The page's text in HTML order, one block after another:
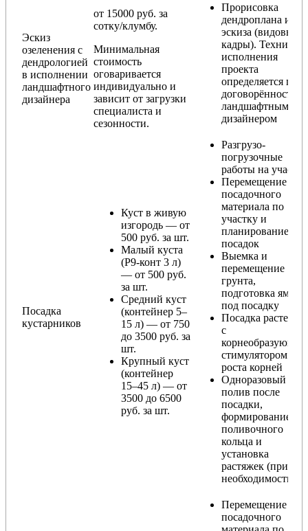
Эскиз
озеленения с
дендрологией
в исполнении
ландшафтного
дизайнера
от 15000 руб. за
сотку/клумбу.
Минимальная
стоимость
оговаривается
индивидуально и
зависит от загрузки
специалиста и
сезонности.
Прорисовка
дендроплана и
эскиза (видовые
кадры). Техника
исполнения
проекта
определяется по
договорённости с
ландшафтным
дизайнером
Посадка
кустарников
Куст в живую
изгородь — от
500 руб. за шт.
Малый куста
(Р9-конт 3 л)
— от 500 руб.
за шт.
Средний куст
(контейнер 5–
15 л) — от 750
до 3500 руб. за
шт.
Крупный куст
(контейнер
15–45 л) — от
3500 до 6500
руб. за шт.
Разгрузо-
погрузочные
работы на участке
Перемещение
посадочного
материала по
участку и
планирование
посадок
Выемка и
перемещение
грунта,
подготовка ямы
под посадку
Посадка растения
с
корнеобразующим
стимулятором
роста корней
Одноразовый
полив после
посадки,
формирование
поливочного
кольца и
установка
растяжек (при
необходимости)
Перемещение
посадочного